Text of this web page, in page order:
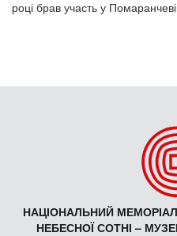
році брав участь у
НАЦІОНАЛЬНИЙ
НЕБЕСНОЇ СОТНІ –